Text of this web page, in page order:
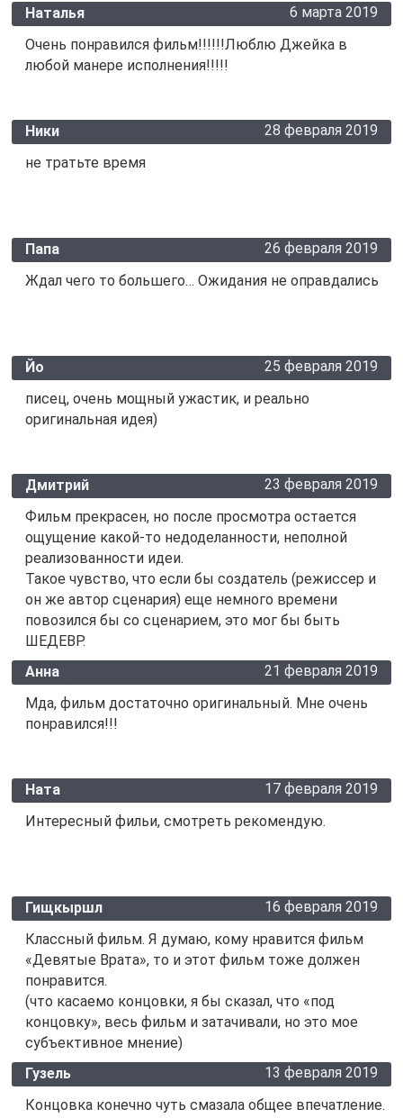
Наталья
6 марта 2019
Очень понравился фильм!!!!!!Люблю Джейка в
любой манере исполнения!!!!!
Ники
28 февраля 2019
не тратьте время
Папа
26 февраля 2019
Ждал чего то большего… Ожидания не оправдались
Йо
25 февраля 2019
писец, очень мощный ужастик, и реально
оригинальная идея)
Дмитрий
23 февраля 2019
Фильм прекрасен, но после просмотра остается
ощущение какой-то недоделанности, неполной
реализованности идеи.
Такое чувство, что если бы создатель (режиссер и
он же автор сценария) еще немного времени
повозился бы со сценарием, это мог бы быть
ШЕДЕВР.
Анна
21 февраля 2019
Мда, фильм достаточно оригинальный. Мне очень
понравился!!!
Ната
17 февраля 2019
Интересный фильи, смотреть рекомендую.
Гищкыршл
16 февраля 2019
Классный фильм. Я думаю, кому нравится фильм
«Девятые Врата», то и этот фильм тоже должен
понравится.
(что касаемо концовки, я бы сказал, что «под
концовку», весь фильм и затачивали, но это мое
субъективное мнение)
Гузель
13 февраля 2019
Концовка конечно чуть смазала общее впечатление.